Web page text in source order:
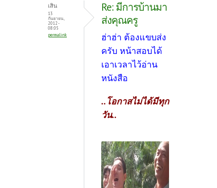
เสิน
13
กันยายน,
2012 -
08:05
permalink
Re: มีการบ้านมา
ส่งคุณครู
ฮ่าฮ่า ต้องแขบส่ง
ครับ หน้าสอบได้
เอาเวลาไว้อ่าน
หนังสือ
..โอกาสไม่ได้มีทุก
วัน..